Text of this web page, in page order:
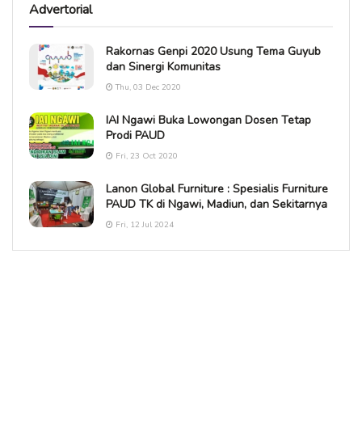
Advertorial
Rakornas Genpi 2020 Usung Tema Guyub
dan Sinergi Komunitas
Thu, 03 Dec 2020
IAI Ngawi Buka Lowongan Dosen Tetap
Prodi PAUD
Fri, 23 Oct 2020
Lanon Global Furniture : Spesialis Furniture
PAUD TK di Ngawi, Madiun, dan Sekitarnya
Fri, 12 Jul 2024